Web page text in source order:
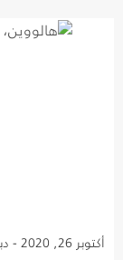
أكتوبر 26, 2020 - دبي، الإمارات العربية المتحدة